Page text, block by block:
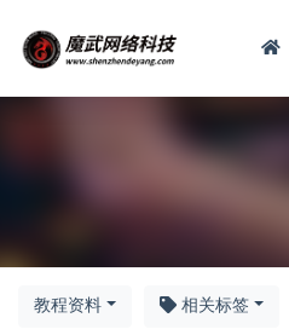
教程资料 相关标签